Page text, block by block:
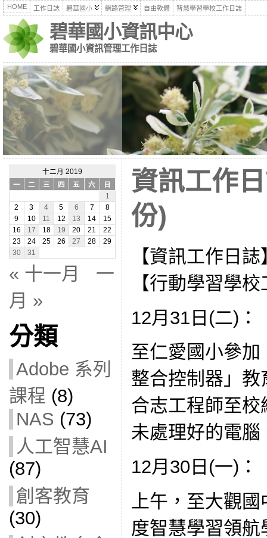
HOME 工作日誌 碧華國小 網路管理 自由軟體 智慧學習學校工作日誌
碧華國小資訊中心
碧華國小資訊管理工作日誌
十二月 2019
一
二 三 四 五 六
日
1
2
3 4 5 6 7
8
9
10 11 12 13 14
15
16
17 18 19 20 21
22
23
24 25 26 27 28
29
30
31
« 十一月
一
月 »
分類
Adobe 系列
課程 (8)
NAS (73)
人工智慧AI
(87)
創客教育
(30)
資訊工作
份)
【資訊工作日
【行動學習學
12月31日(二)：
至仁愛國小參
整合控制器」教
合志工程師至
未處理好的電腦
12月30日(一)：
上午，至大觀
度智慧學習領